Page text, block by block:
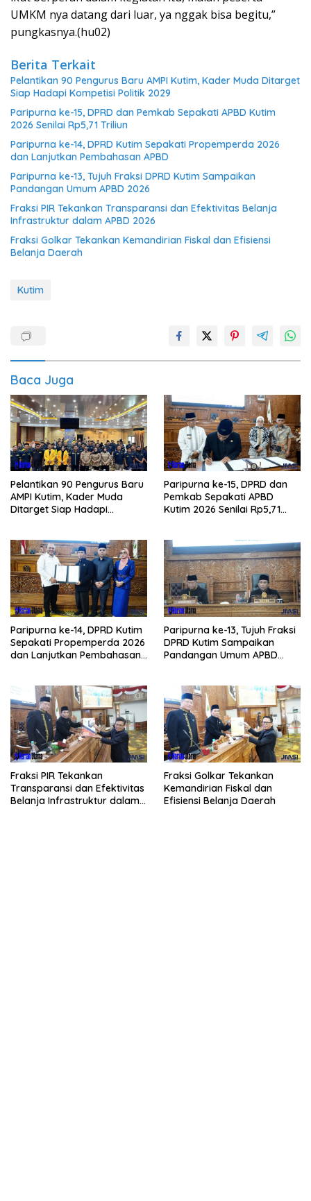
UMKM nya datang dari luar, ya nggak bisa begitu,”
pungkasnya.(hu02)
Berita Terkait
Pelantikan 90 Pengurus Baru AMPI Kutim, Kader Muda Ditarget
Siap Hadapi Kompetisi Politik 2029
Paripurna ke-15, DPRD dan Pemkab Sepakati APBD Kutim
2026 Senilai Rp5,71 Triliun
Paripurna ke-14, DPRD Kutim Sepakati Propemperda 2026
dan Lanjutkan Pembahasan APBD
Paripurna ke-13, Tujuh Fraksi DPRD Kutim Sampaikan
Pandangan Umum APBD 2026
Fraksi PIR Tekankan Transparansi dan Efektivitas Belanja
Infrastruktur dalam APBD 2026
Fraksi Golkar Tekankan Kemandirian Fiskal dan Efisiensi
Belanja Daerah
Kutim
Baca Juga
Pelantikan 90 Pengurus Baru
AMPI Kutim, Kader Muda
Ditarget Siap Hadapi
Paripurna ke-15, DPRD dan
Pemkab Sepakati APBD
Kutim 2026 Senilai Rp5,71
Paripurna ke-14, DPRD Kutim
Sepakati Propemperda 2026
dan Lanjutkan Pembahasan
Paripurna ke-13, Tujuh Fraksi
DPRD Kutim Sampaikan
Pandangan Umum APBD
Fraksi PIR Tekankan
Transparansi dan Efektivitas
Belanja Infrastruktur dalam
Fraksi Golkar Tekankan
Kemandirian Fiskal dan
Efisiensi Belanja Daerah